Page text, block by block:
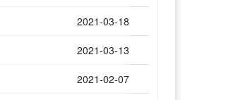
2021-03-18
2021-03-13
2021-02-07